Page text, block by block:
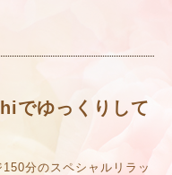
でゆっくりして
分のスペシャルリラッ